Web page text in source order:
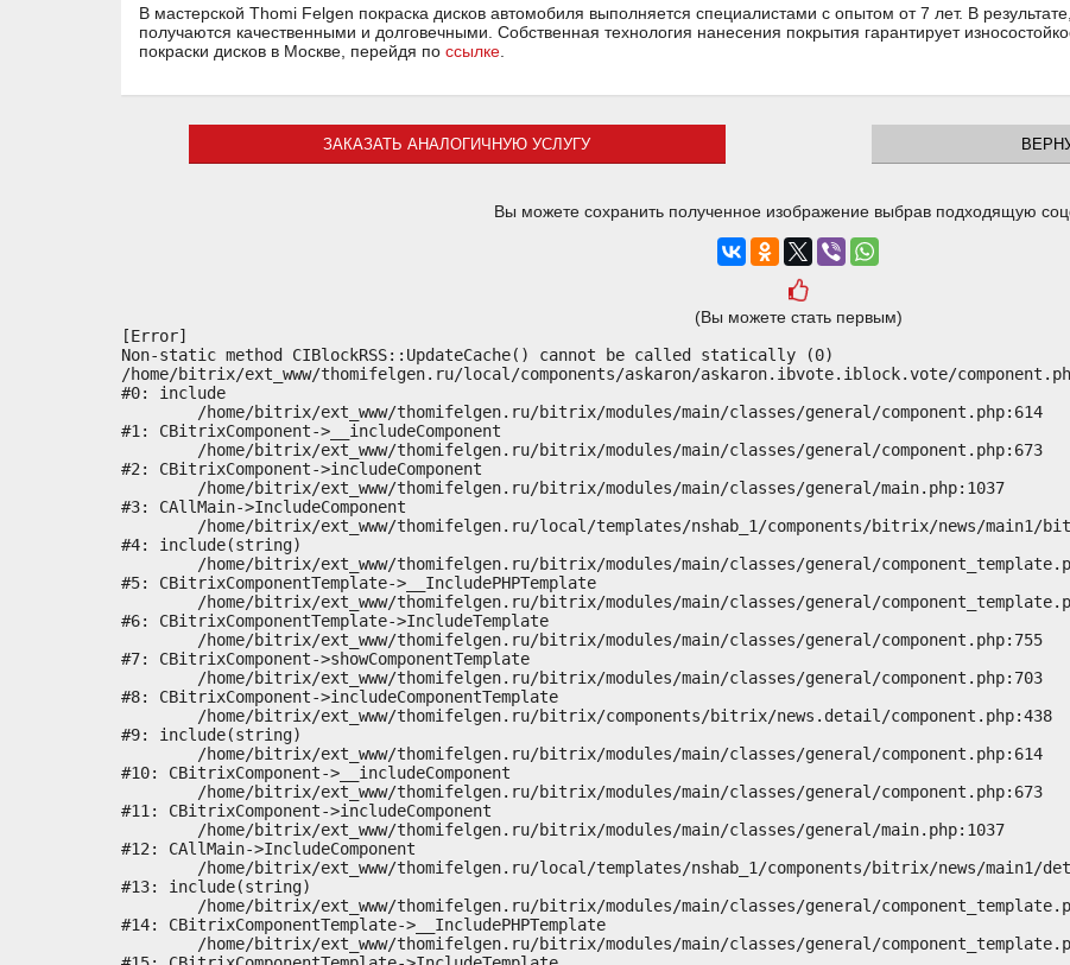
В мастерской Thomi Felgen покраска дисков автомобиля выполняется специалистами с опытом от 7 лет. В
получаются качественными и долговечными. Собственная технология нанесения покрытия гарантирует
покраски дисков в Москве, перейдя по ссылке.
ЗАКАЗАТЬ АНАЛОГИЧНУЮ УСЛУГУ
Вы можете сохранить полученное изображение выбрав подходящую
(Вы можете стать первым)
[Error]
Non-static method CIBlockRSS::UpdateCache() cannot be called statically (0)
/home/bitrix/ext_www/thomifelgen.ru/local/components/askaron/askaron.ibvote.iblock.vote/
#0: include
#1: CBitrixComponent->__includeComponent
#2: CBitrixComponent->includeComponent
#3: CAllMain->IncludeComponent
#4: include(string)
#5: CBitrixComponentTemplate->__IncludePHPTemplate
#6: CBitrixComponentTemplate->IncludeTemplate
#7: CBitrixComponent->showComponentTemplate
#8: CBitrixComponent->includeComponentTemplate
#9: include(string)
#10: CBitrixComponent->__includeComponent
#11: CBitrixComponent->includeComponent
#12: CAllMain->IncludeComponent
#13: include(string)
#14: CBitrixComponentTemplate->__IncludePHPTemplate